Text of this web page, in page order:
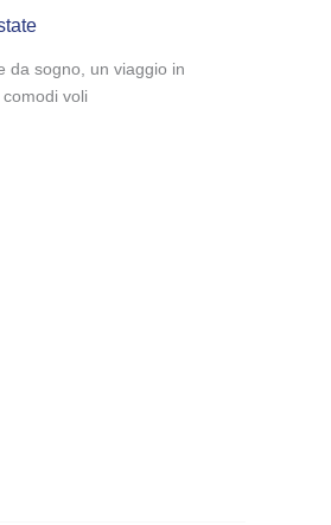
da sogno, un viaggio in
voli